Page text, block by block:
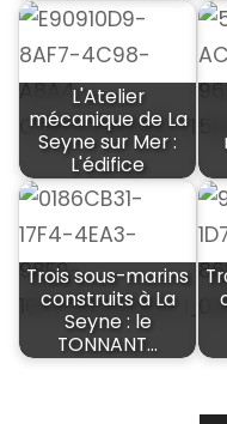
L'Atelier
mécanique de La
Seyne sur Mer :
L'édifice
Trois sous-marins
construits à La
Seyne : le
TONNANT…